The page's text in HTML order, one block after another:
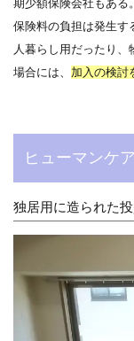
期少額保険会社もある。
保険料の負担は発生す
人暮らし用だったり
場合には、 加入の検討
ヒューマンケ
独居用に造られた